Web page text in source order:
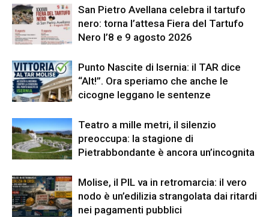
San Pietro Avellana celebra il tartufo
nero: torna l’attesa Fiera del Tartufo
Nero l’8 e 9 agosto 2026
Punto Nascite di Isernia: il TAR dice
“Alt!”. Ora speriamo che anche le
cicogne leggano le sentenze
Teatro a mille metri, il silenzio
preoccupa: la stagione di
Pietrabbondante è ancora un’incognita
Molise, il PIL va in retromarcia: il vero
nodo è un’edilizia strangolata dai ritardi
nei pagamenti pubblici